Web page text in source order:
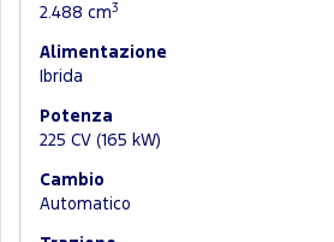
2.488 cm3
Alimentazione
Ibrida
Potenza
225 CV (165 kW)
Cambio
Automatico